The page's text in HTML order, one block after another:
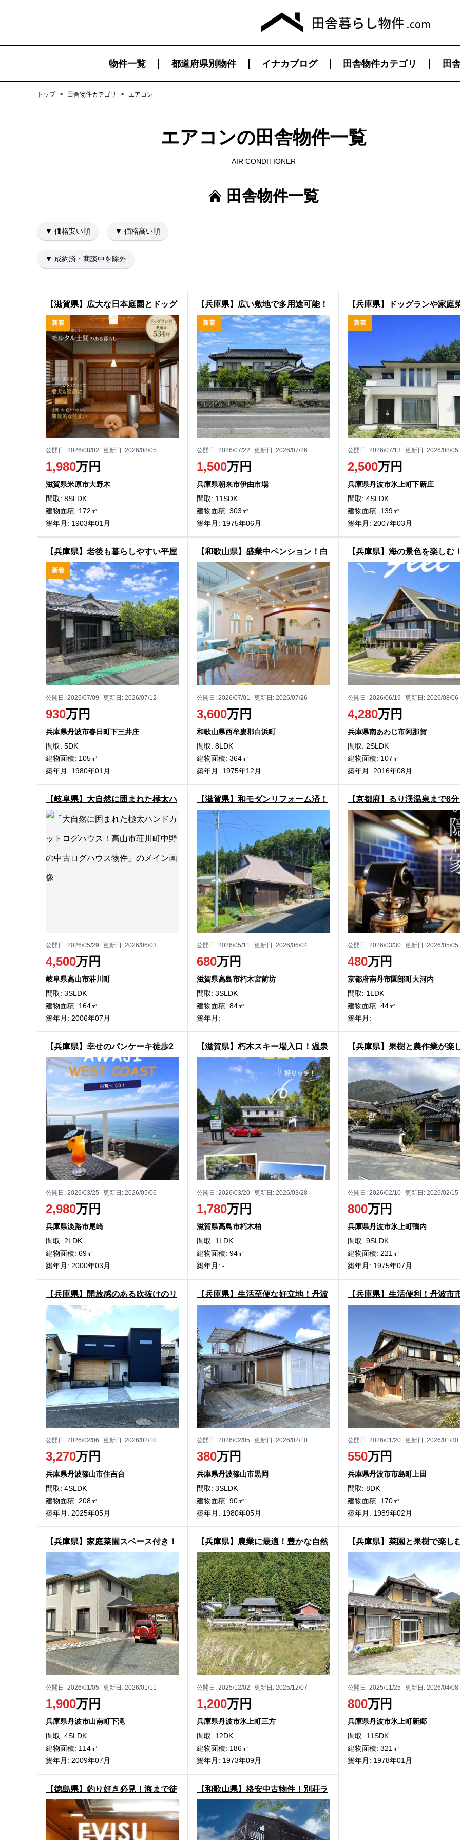
物件一覧 都道府県別物件 イナカブログ 田舎物件カテゴリ 田
トップ > 田舎物件カテゴリ > エアコン
エアコンの田舎物件一覧
AIR CONDITIONER
田舎物件一覧
▼ 価格安い順 ▼ 価格高い順
▼ 成約済・商談中を除外
【滋賀県】広大な日本庭園とドッグ
ラン付き！米原市大野木の中古戸建
物件
新着
公開日: 2026/08/02 更新日: 2026/08/05
1,980万円
滋賀県米原市大野木
間取: 8SLDK
建物面積: 172㎡
築年月: 1903年01月
【兵庫県】広い敷地で多用途可能！
朝来市伊由市場の2階建物件
新着
公開日: 2026/07/22 更新日: 2026/07/26
1,500万円
兵庫県朝来市伊由市場
間取: 11SDK
建物面積: 303㎡
築年月: 1975年06月
【兵庫県】ドッグランや家庭
楽しめる庭付き！丹波市氷上
庄の注文住宅物件
新着
公開日: 2026/07/13 更新日: 2026/08/05
2,500万円
兵庫県丹波市氷上町下新庄
間取: 4SLDK
建物面積: 139㎡
築年月: 2007年03月
【兵庫県】老後も暮らしやすい平屋
建住宅！丹波市春日町下三井庄の1
階建物件
新着
公開日: 2026/07/09 更新日: 2026/07/12
930万円
兵庫県丹波市春日町下三井庄
間取: 5DK
建物面積: 105㎡
築年月: 1980年01月
【和歌山県】盛業中ペンション！白
浜町の中古ペンション物件
公開日: 2026/07/01 更新日: 2026/07/26
3,600万円
和歌山県西牟婁郡白浜町
間取: 8LDK
建物面積: 364㎡
築年月: 1975年12月
【兵庫県】海の景色を楽しむ
わじ市阿那賀の中古ログハウ
公開日: 2026/06/19 更新日: 2026/08/06
4,280万円
兵庫県南あわじ市阿那賀
間取: 2SLDK
建物面積: 107㎡
築年月: 2016年08月
【岐阜県】大自然に囲まれた極太ハ
ンドカットログハウス！高山市荘川
町中野の中古ログハウス物件
公開日: 2026/05/29 更新日: 2026/06/03
4,500万円
岐阜県高山市荘川町
間取: 3SLDK
建物面積: 164㎡
築年月: 2006年07月
【滋賀県】和モダンリフォーム済！
高島市朽木宮前坊の古民家物件
公開日: 2026/05/11 更新日: 2026/06/04
680万円
滋賀県高島市朽木宮前坊
間取: 3SLDK
建物面積: 84㎡
築年月: -
【京都府】るり渓温泉まで8
丹市園部町大河内の中古別荘
公開日: 2026/03/30 更新日: 2026/05/05
480万円
京都府南丹市園部町大河内
間取: 1LDK
建物面積: 44㎡
築年月: -
【兵庫県】幸せのパンケーキ徒歩2
分！淡路市尾崎の中古別荘物件
公開日: 2026/03/25 更新日: 2026/05/06
2,980万円
兵庫県淡路市尾崎
間取: 2LDK
建物面積: 69㎡
築年月: 2000年03月
【滋賀県】朽木スキー場入口！温泉
近く高島市朽木柏の中古別荘物件
公開日: 2026/03/20 更新日: 2026/03/28
1,780万円
滋賀県高島市朽木柏
間取: 1LDK
建物面積: 94㎡
築年月: -
【兵庫県】果樹と農作業が楽
る！氷上町鴨内の2階建物件
公開日: 2026/02/10 更新日: 2026/02/15
800万円
兵庫県丹波市氷上町鴨内
間取: 9SLDK
建物面積: 221㎡
築年月: 1975年07月
【兵庫県】開放感のある吹抜けのリ
ビング！丹波篠山市住吉台の2階建
物件
公開日: 2026/02/06 更新日: 2026/02/10
3,270万円
兵庫県丹波篠山市住吉台
間取: 4SLDK
建物面積: 208㎡
築年月: 2025年05月
【兵庫県】生活至便な好立地！丹波
篠山市黒岡の2階建物件
公開日: 2026/02/05 更新日: 2026/02/10
380万円
兵庫県丹波篠山市黒岡
間取: 3SLDK
建物面積: 90㎡
築年月: 1980年05月
【兵庫県】生活便利！丹波市
上田の2階建物件
公開日: 2026/01/20 更新日: 2026/01/30
550万円
兵庫県丹波市市島町上田
間取: 8DK
建物面積: 170㎡
築年月: 1989年02月
【兵庫県】家庭菜園スペース付き！
丹波市山南町下滝の2階建物件
公開日: 2026/01/05 更新日: 2026/01/11
1,900万円
兵庫県丹波市山南町下滝
間取: 4SLDK
建物面積: 114㎡
築年月: 2009年07月
【兵庫県】農業に最適！豊かな自然
に囲まれた丹波市氷上町三方の2階
建物件
公開日: 2025/12/02 更新日: 2025/12/07
1,200万円
兵庫県丹波市氷上町三方
間取: 12DK
建物面積: 186㎡
築年月: 1973年09月
【兵庫県】菜園と果樹で楽し
生活！丹波市氷上町新郷の2
公開日: 2025/11/25 更新日: 2026/04/08
800万円
兵庫県丹波市氷上町新郷
間取: 11SDK
建物面積: 321㎡
築年月: 1978年01月
【徳島県】釣り好き必見！海まで徒
歩数秒の美波町恵比須浜の中古別荘
物件
【和歌山県】格安中古物件！別荘ラ
イフを堪能！